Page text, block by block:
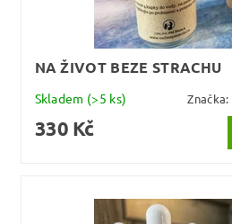
NA ŽIVOT BEZE STRACHU
Skladem (>5 ks) Značka:
330 Kč